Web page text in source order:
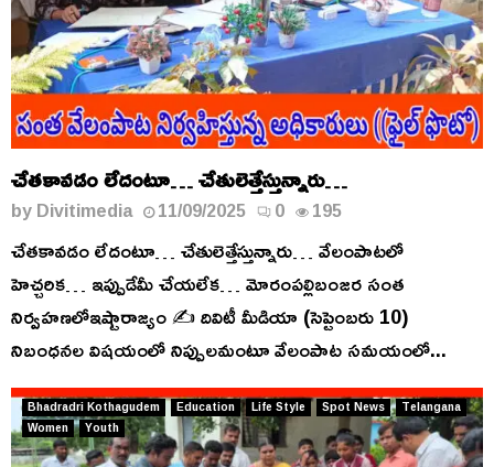
చేతకావడం లేదంటూ… చేతులెత్తేస్తున్నారు…
byDivitimedia 11/09/2025 0 195
చేతకావడం లేదంటూ… చేతులెత్తేస్తున్నారు… వేలంపాటలో
హెచ్చరిక… ఇప్పుడేమీ చేయలేక… మోరంపల్లిబంజర సంత
నిర్వహణలోఇష్టారాజ్యం ✍️ దివిటీ మీడియా (సెప్టెంబరు 10)
నిబంధ‌న‌ల విషయంలో నిప్పులమంటూ వేలంపాట సమయంలో...
Bhadradri Kothagudem Education Life Style Spot News
Telangana
Women
Youth